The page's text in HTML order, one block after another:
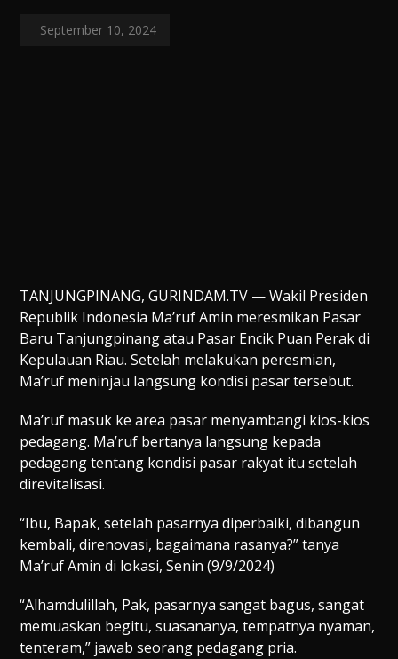
September 10, 2024
TANJUNGPINANG, GURINDAM.TV — Wakil Presiden
Republik Indonesia Ma’ruf Amin meresmikan Pasar
Baru Tanjungpinang atau Pasar Encik Puan Perak di
Kepulauan Riau. Setelah melakukan peresmian,
Ma’ruf meninjau langsung kondisi pasar tersebut.
Ma’ruf masuk ke area pasar menyambangi kios-kios
pedagang. Ma’ruf bertanya langsung kepada
pedagang tentang kondisi pasar rakyat itu setelah
direvitalisasi.
“Ibu, Bapak, setelah pasarnya diperbaiki, dibangun
kembali, direnovasi, bagaimana rasanya?” tanya
Ma’ruf Amin di lokasi, Senin (9/9/2024)
“Alhamdulillah, Pak, pasarnya sangat bagus, sangat
memuaskan begitu, suasananya, tempatnya nyaman,
tenteram,” jawab seorang pedagang pria.